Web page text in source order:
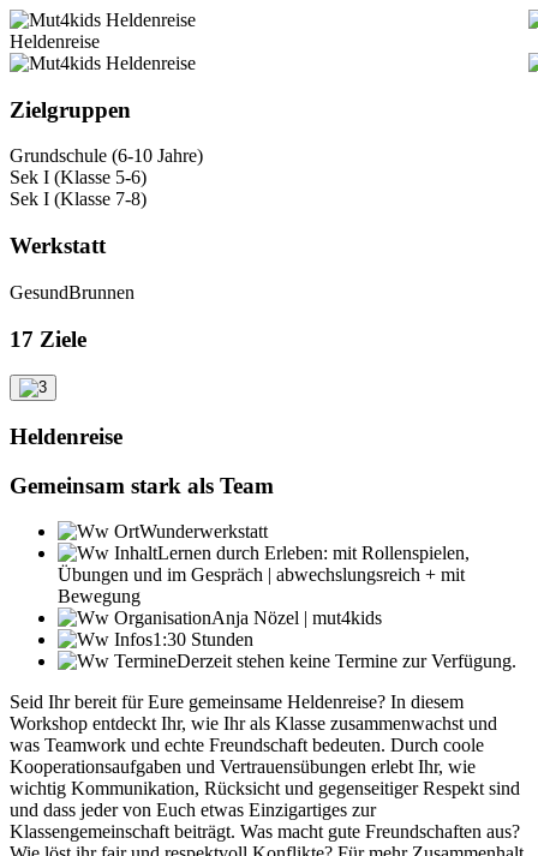
Heldenreise
Ziel­gruppen
Grundschule (6-10 Jahre)
Sek I (Klasse 5-6)
Sek I (Klasse 7-8)
Werk­statt
GesundBrunnen
17 Ziele
Heldenreise
Gemeinsam stark als Team
Wunderwerkstatt
Lernen durch Erleben: mit Rollenspielen,
Übungen und im Gespräch | abwechslungsreich + mit
Bewegung
Anja Nözel | mut4kids
1:30 Stunden
Derzeit stehen keine Termine zur Verfügung.
Seid Ihr bereit für Eure gemeinsame Heldenreise? In diesem
Workshop entdeckt Ihr, wie Ihr als Klasse zusammenwachst und
was Teamwork und echte Freundschaft bedeuten. Durch coole
Kooperationsaufgaben und Vertrauensübungen erlebt Ihr, wie
wichtig Kommunikation, Rücksicht und gegenseitiger Respekt sind
und dass jeder von Euch etwas Einzigartiges zur
Klassengemeinschaft beiträgt. Was macht gute Freundschaften aus?